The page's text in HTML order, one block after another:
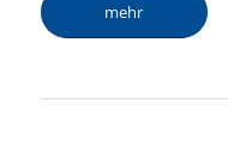
mehr